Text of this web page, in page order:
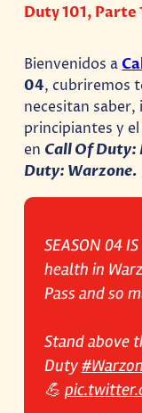
Duty 101,
Bienvenidos a
04, cubriremos
necesitan
principiantes y
en Call Of Duty:
Duty: Warzone.
SEASON 04
health in
Pass and so
Stand above
Duty
💪